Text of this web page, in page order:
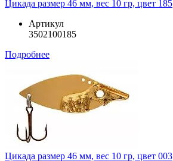
Цикада размер 46 мм, вес 10 гр, цвет 185
Артикул
3502100185
Подробнее
Цикада размер 46 мм, вес 10 гр, цвет 003